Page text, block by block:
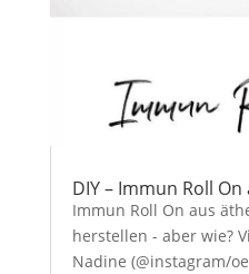
DIY – Immun Roll
Immun Roll On aus
herstellen - aber wie?
Nadine (@instagram/